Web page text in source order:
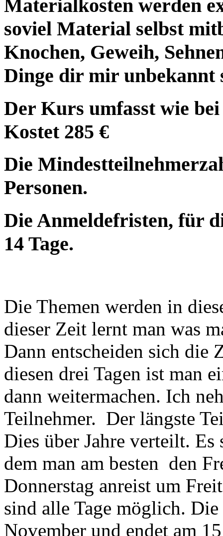
Materialkosten werden
soviel Material selbst
Knochen, Geweih,
Dinge dir mir unbekannt
Der Kurs umfasst wie
Kostet 285 €
Die
Personen.
Die Anmeldefristen, für
14 Tage.
Die Themen werden in
dieser Zeit lernt man was
Dann entscheiden sich die
diesen drei Tagen ist man
dann weitermachen. Ich
Teilnehmer. Der längste
Dies über Jahre verteilt. Es
dem man am besten den
Donnerstag anreist um
sind alle Tage möglich.
November und endet am